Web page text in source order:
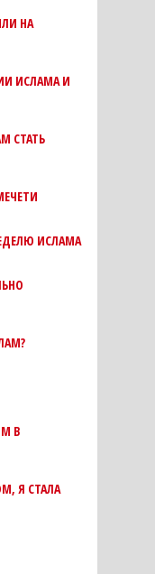
НА
ИСЛАМА И
СТАТЬ
ИСЛАМА
В
Я СТАЛА